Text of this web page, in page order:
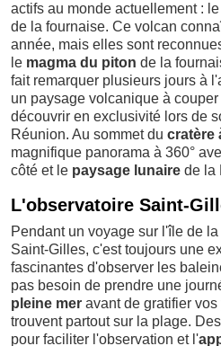
actifs au monde actuellement :
de la fournaise. Ce volcan
année, mais elles sont
le magma du piton de la
fait remarquer plusieurs jours à
un paysage volcanique à
découvrir en exclusivité lors de
Réunion. Au sommet du cratère
magnifique panorama à 360°
côté et le paysage lunaire de la
L'observatoire Saint-
Pendant un voyage sur l'île de
Saint-Gilles, c'est toujours une
fascinantes d'observer les
pas besoin de prendre une
pleine mer avant de gratifier
trouvent partout sur la plage.
pour faciliter l'observation et l'